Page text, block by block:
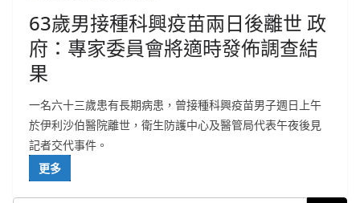
63歲男接種科興疫苗兩日後離世 政
府：專家委員會將適時發佈調查結
果
一名六十三歲患有長期病患，曾接種科興疫苗男子週日上午
於伊利沙伯醫院離世，衛生防護中心及醫管局代表午夜後見
記者交代事件。
更多